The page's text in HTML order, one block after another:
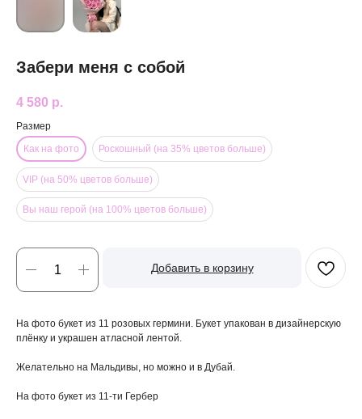
Забери меня с собой
4 580 р.
Размер
Как на фото
Роскошный (на 35% цветов больше)
VIP (на 50% цветов больше)
Вы наш герой (на 100% цветов больше)
Добавить в корзину
На фото букет из 11 розовых гермини. Букет упакован в дизайнерскую
плёнку и украшен атласной лентой.
Желательно на Мальдивы, но можно и в Дубай.
На фото букет из 11-ти Гербер